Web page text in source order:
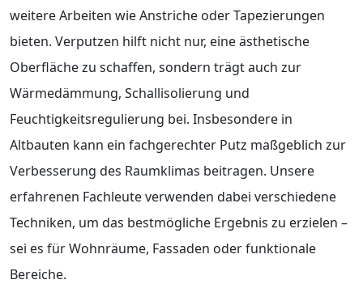
weitere Arbeiten wie Anstriche oder Tapezierungen
bieten. Verputzen hilft nicht nur, eine ästhetische
Oberfläche zu schaffen, sondern trägt auch zur
Wärmedämmung, Schallisolierung und
Feuchtigkeitsregulierung bei. Insbesondere in
Altbauten kann ein fachgerechter Putz maßgeblich zur
Verbesserung des Raumklimas beitragen. Unsere
erfahrenen Fachleute verwenden dabei verschiedene
Techniken, um das bestmögliche Ergebnis zu erzielen –
sei es für Wohnräume, Fassaden oder funktionale
Bereiche.